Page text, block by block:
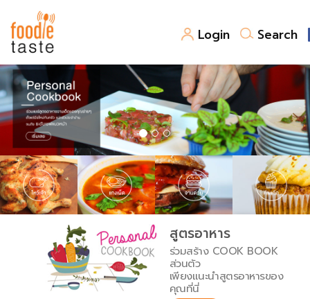
Login Search
สูตรอาหาร
สูตรอาหารล่าสุด
Top Foodie
พาไปชิม
สารพันก้นครัว
เคล็ดลับน่ารู้
เปรียบเทียบหน่วยการตวง
เปรียบเทียบอุณหภูมิ
เปรียบเทียบน้ำหนักวัตถุดิบ
FoodPedia
สร้าง Cookbook
สูตรอาหาร
ร่วมสร้าง COOK BOOK
ส่วนตัว
เพียงแนะนำสูตรอาหารของ
คุณที่นี่